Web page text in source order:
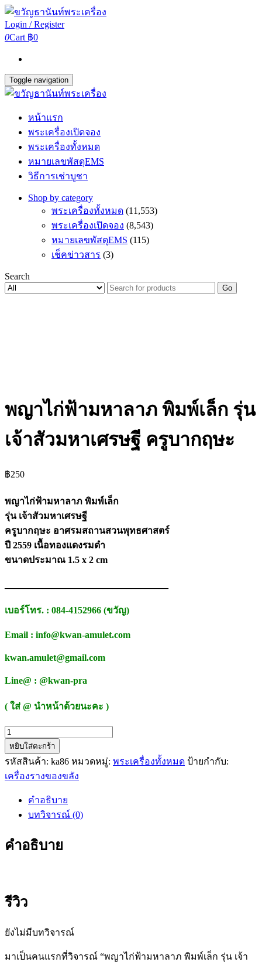
Login / Register
0Cart ฿0
Toggle navigation
หน้าแรก
พระเครื่องเปิดจอง
พระเครื่องทั้งหมด
หมายเลขพัสดุEMS
วิธีการเช่าบูชา
Shop by category
พระเครื่องทั้งหมด (11,553)
พระเครื่องเปิดจอง (8,543)
หมายเลขพัสดุEMS (115)
เช็คข่าวสาร (3)
Search
Go
พญาไก่ฟ้ามหาลาภ พิมพ์เล็ก รุ่น
เจ้าสัวมหาเศรษฐี ครูบากฤษะ
฿250
พญาไก่ฟ้ามหาลาภ พิมพ์เล็ก
รุ่น เจ้าสัวมหาเศรษฐี
ครูบากฤษะ อาศรมสถานสวนพุทธศาสตร์
ปี 2559 เนื้อทองแดงรมดำ
ขนาดประมาณ 1.5 x 2 cm
เบอร์โทร. : 084-4152966 (ขวัญ)
Email : info@kwan-amulet.com
kwan.amulet@gmail.com
Line@ : @kwan-pra
( ใส่ @ นำหน้าด้วยนะคะ )
จำนวน
พญา
ไก่ฟ้า
มหาลาภ
สัว
ครู
บาก
ชิ้น
หยิบใส่ตะกร้า
รหัสสินค้า: ka86 หมวดหมู่: พระเครื่องทั้งหมด ป้ายกำกับ:
เครื่องรางของขลัง
คำอธิบาย
บทวิจารณ์ (0)
คำอธิบาย
รีวิว
ยังไม่มีบทวิจารณ์
มาเป็นคนแรกที่วิจารณ์ “พญาไก่ฟ้ามหาลาภ พิมพ์เล็ก รุ่น เจ้า